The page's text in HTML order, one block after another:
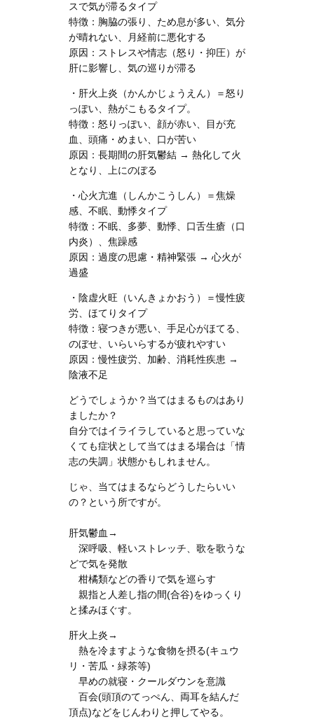
スで気が滞るタイプ
特徴：胸脇の張り、ため息が多い、気分
が晴れない、月経前に悪化する
原因：ストレスや情志（怒り・抑圧）が
肝に影響し、気の巡りが滞る
・肝火上炎（かんかじょうえん）＝怒り
っぽい、熱がこもるタイプ。
特徴：怒りっぽい、顔が赤い、目が充
血、頭痛・めまい、口が苦い
原因：長期間の肝気鬱結 → 熱化して火
となり、上にのぼる
・心火亢進（しんかこうしん）＝焦燥
感、不眠、動悸タイプ
特徴：不眠、多夢、動悸、口舌生瘡（口
内炎）、焦躁感
原因：過度の思慮・精神緊張 → 心火が
過盛
・陰虚火旺（いんきょかおう）＝慢性疲
労、ほてりタイプ
特徴：寝つきが悪い、手足心がほてる、
のぼせ、いらいらするが疲れやすい
原因：慢性疲労、加齢、消耗性疾患 →
陰液不足
どうでしょうか？当てはまるものはあり
ましたか？
自分ではイライラしていると思っていな
くても症状として当てはまる場合は「情
志の失調」状態かもしれません。
じゃ、当てはまるならどうしたらいい
の？という所ですが。
肝気鬱血→
深呼吸、軽いストレッチ、歌を歌うな
どで気を発散
柑橘類などの香りで気を巡らす
親指と人差し指の間(合谷)をゆっくり
と揉みほぐす。
肝火上炎→
熱を冷ますような食物を摂る(キュウ
リ・苦瓜・緑茶等)
早めの就寝・クールダウンを意識
百会(頭頂のてっぺん、両耳を結んだ
頂点)などをじんわりと押してやる。